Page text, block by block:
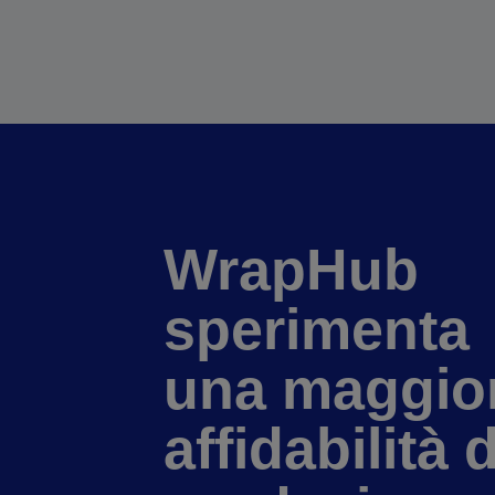
WrapHub
sperimenta
una
affidabilità